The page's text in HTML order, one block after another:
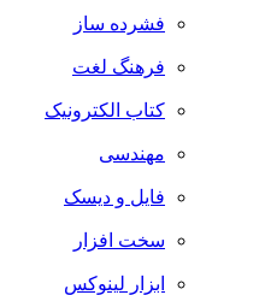
فشرده ساز
فرهنگ لغت
کتاب الکترونیک
مهندسی
فایل و دیسک
سخت افزار
ابزار لینوکس